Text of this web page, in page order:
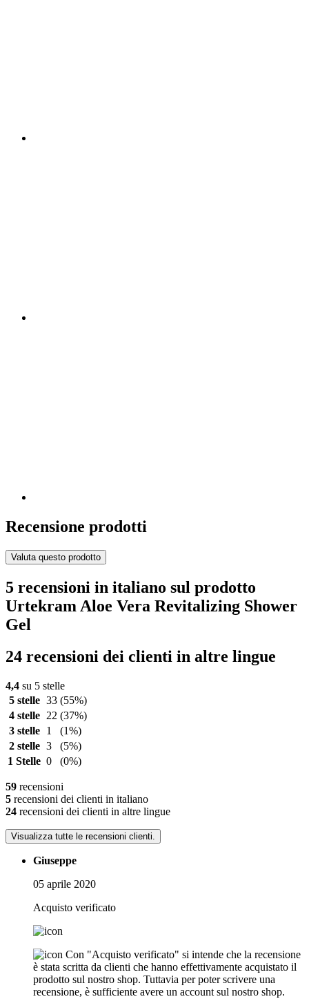
Recensione prodotti
Valuta questo prodotto
5 recensioni in italiano sul prodotto
Urtekram Aloe Vera Revitalizing Shower
Gel
24 recensioni dei clienti in altre lingue
4,4 su 5 stelle
5 stelle 33 (55%)
4 stelle
22 (37%)
3 stelle
1
(1%)
2 stelle 3
(5%)
1 Stelle 0 (0%)
59 recensioni
5 recensioni dei clienti in italiano
24 recensioni dei clienti in altre lingue
Visualizza tutte le recensioni clienti.
Giuseppe
05 aprile 2020
Acquisto verificato
Con "Acquisto verificato" si intende che la recensione
è stata scritta da clienti che hanno effettivamente acquistato il
prodotto sul nostro shop. Tuttavia per poter scrivere una
recensione, è sufficiente avere un account sul nostro shop.